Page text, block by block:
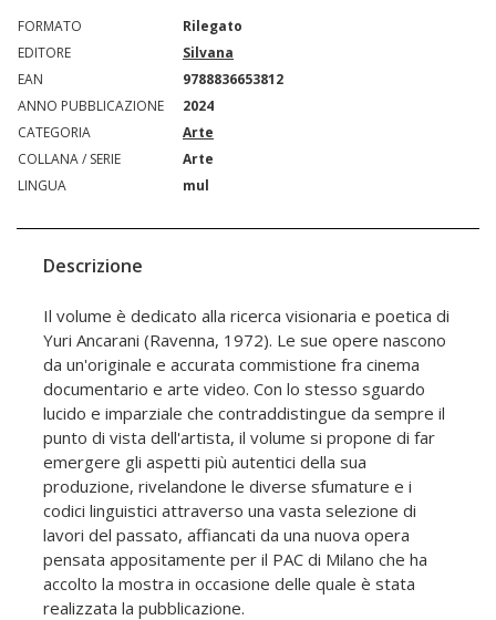
FORMATO
Rilegato
EDITORE
Silvana
EAN
9788836653812
ANNO PUBBLICAZIONE
2024
CATEGORIA
Arte
COLLANA / SERIE
Arte
LINGUA
mul
Descrizione
Il volume è dedicato alla ricerca visionaria e poetica di
Yuri Ancarani (Ravenna, 1972). Le sue opere nascono
da un'originale e accurata commistione fra cinema
documentario e arte video. Con lo stesso sguardo
lucido e imparziale che contraddistingue da sempre il
punto di vista dell'artista, il volume si propone di far
emergere gli aspetti più autentici della sua
produzione, rivelandone le diverse sfumature e i
codici linguistici attraverso una vasta selezione di
lavori del passato, affiancati da una nuova opera
pensata appositamente per il PAC di Milano che ha
accolto la mostra in occasione delle quale è stata
realizzata la pubblicazione.